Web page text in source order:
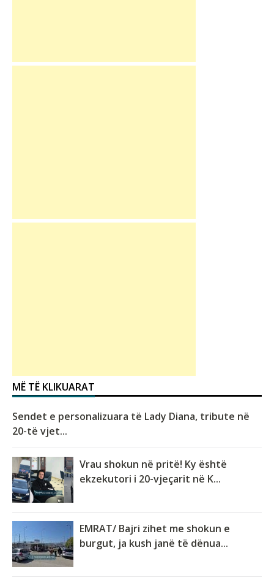
MË TË KLIKUARAT
Sendet e personalizuara të Lady Diana, tribute në
20-të vjet...
Vrau shokun në pritë! Ky është
ekzekutori i 20-vjeçarit në K...
EMRAT/ Bajri zihet me shokun e
burgut, ja kush janë të dënua...